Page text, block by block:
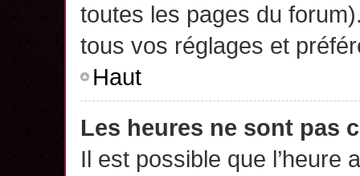
toutes les pages du
tous vos réglages et
Haut
Les heures ne sont pas
Il est possible que l’heure